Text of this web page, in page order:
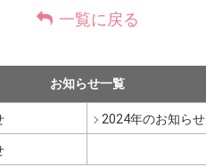
一覧に戻る
お知らせ一覧
2024年のお知らせ